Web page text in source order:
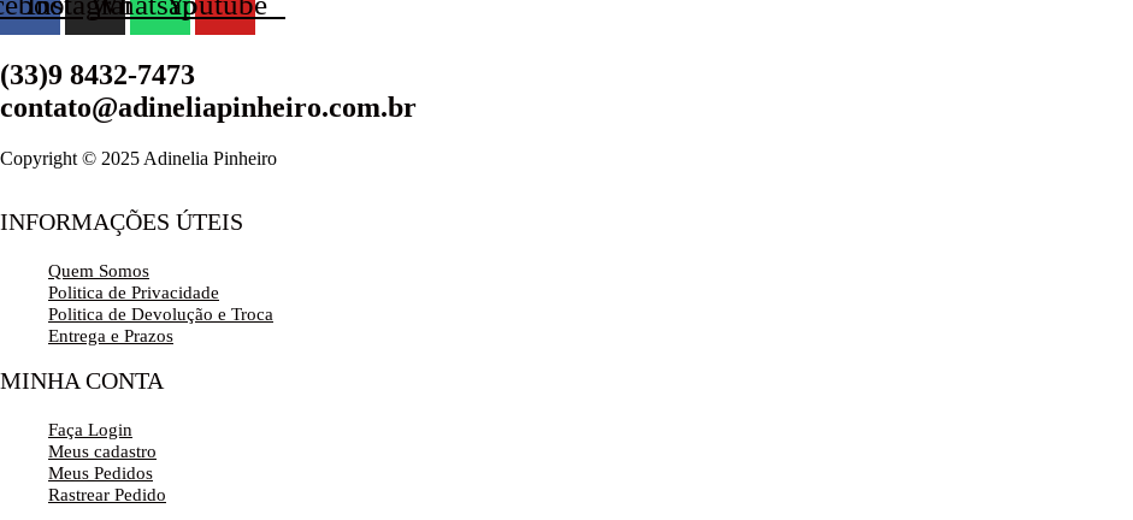
(33)9 8432-7473
contato@adineliapinheiro.com.br
Copyright © 2025 Adinelia Pinheiro
INFORMAÇÕES ÚTEIS
Quem Somos
Politica de Privacidade
Politica de Devolução e Troca
Entrega e Prazos
MINHA CONTA
Faça Login
Meus cadastro
Meus Pedidos
Rastrear Pedido